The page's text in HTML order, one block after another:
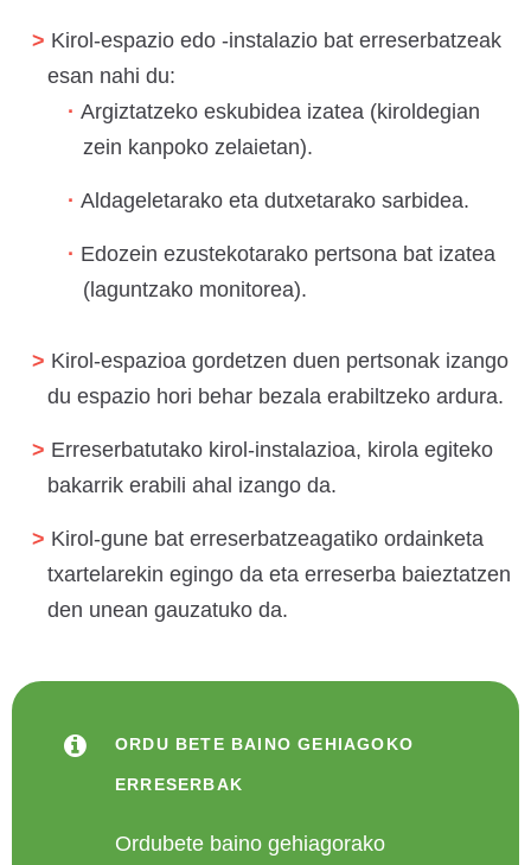
Kirol-espazio edo -instalazio bat erreserbatzeak
esan nahi du:
Argiztatzeko eskubidea izatea (kiroldegian
zein kanpoko zelaietan).
Aldageletarako eta dutxetarako sarbidea.
Edozein ezustekotarako pertsona bat izatea
(laguntzako monitorea).
Kirol-espazioa gordetzen duen pertsonak izango
du espazio hori behar bezala erabiltzeko ardura.
Erreserbatutako kirol-instalazioa, kirola egiteko
bakarrik erabili ahal izango da.
Kirol-gune bat erreserbatzeagatiko ordainketa
txartelarekin egingo da eta erreserba baieztatzen
den unean gauzatuko da.
ORDU BETE BAINO GEHIAGOKO
ERRESERBAK
Ordubete baino gehiagorako